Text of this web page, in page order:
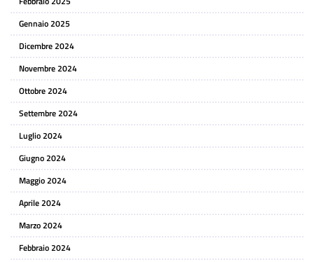
Gennaio 2025
Dicembre 2024
Novembre 2024
Ottobre 2024
Settembre 2024
Luglio 2024
Giugno 2024
Maggio 2024
Aprile 2024
Marzo 2024
Febbraio 2024